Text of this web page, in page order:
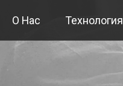
O Hac Технология